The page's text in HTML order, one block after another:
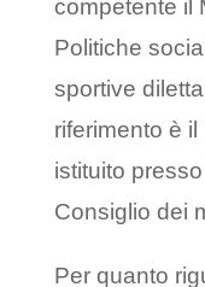
competente il
Politiche
sportive
riferimento è
istituito
Consiglio dei
Per quanto